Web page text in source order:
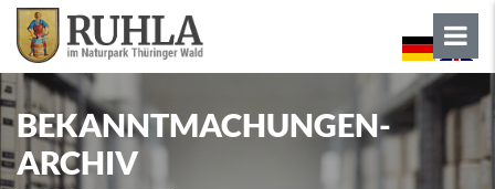
BEKANNTMACHUNGEN-
ARCHIV